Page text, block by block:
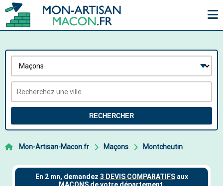
RECHERCHER
Mon-Artisan-Macon.fr Maçons Montcheutin